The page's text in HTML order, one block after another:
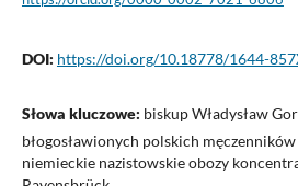
DOI: https://doi.org/10.18778/1644-
Słowa kluczowe: biskup Władysław
błogosławionych polskich
niemieckie nazistowskie obozy